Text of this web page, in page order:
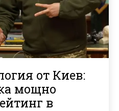
от Киев:
мощно
в